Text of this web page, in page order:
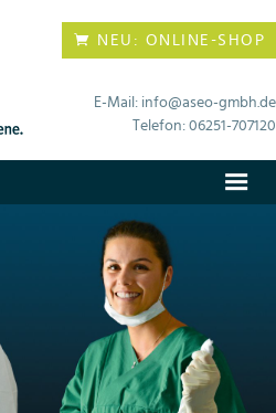
NEU: ONLINE-SHOP
E-Mail: info@aseo-gmbh.de
Telefon: 06251-707120